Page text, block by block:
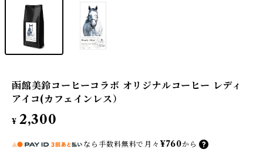
函館美鈴コーヒーコラボ オリジナルコーヒー レディ
アイコ(カフェインレス）
¥ 2,300
なら 手数料無料で 月々 ¥760から